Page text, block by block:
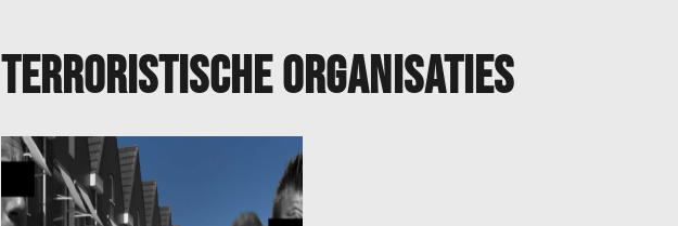
terroristische organisaties